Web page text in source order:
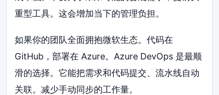
重型工具。这会增加当下的管理负担。
如果你的团队全面拥抱微软生态。代码在
GitHub，部署在 Azure。Azure DevOps 是最顺
滑的选择。它能把需求和代码提交、流水线自动
关联。减少手动同步的工作量。